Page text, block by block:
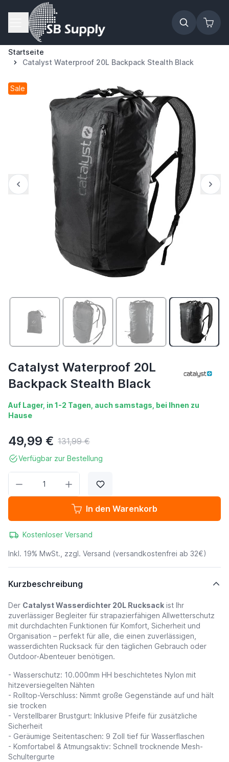
Zum Inhalt springen
Startseite
Catalyst Waterproof 20L Backpack Stealth Black
Sale
Catalyst Waterproof 20L
Backpack Stealth Black
Auf Lager, in 1-2 Tagen, auch samstags, bei Ihnen zu
Hause
49,99 € 131,99 €
Verfügbar zur Bestellung
In den Warenkorb
Kostenloser Versand
Inkl. 19% MwSt., zzgl. Versand (versandkostenfrei ab 32€)
Kurzbeschreibung
Der Catalyst Wasserdichter 20L Rucksack ist Ihr
zuverlässiger Begleiter für strapazierfähigen Allwetterschutz
mit durchdachten Funktionen für Komfort, Sicherheit und
Organisation – perfekt für alle, die einen zuverlässigen,
wasserdichten Rucksack für den täglichen Gebrauch oder
Outdoor-Abenteuer benötigen.
- Wasserschutz: 10.000mm HH beschichtetes Nylon mit
hitzeversiegelten Nähten
- Rolltop-Verschluss: Nimmt große Gegenstände auf und hält
sie trocken
- Verstellbarer Brustgurt: Inklusive Pfeife für zusätzliche
Sicherheit
- Geräumige Seitentaschen: 9 Zoll tief für Wasserflaschen
- Komfortabel & Atmungsaktiv: Schnell trocknende Mesh-
Schultergurte